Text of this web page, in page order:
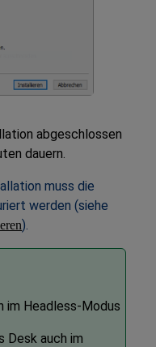
abgeschlossen
dauern.
muss die
werden (siehe
).
Headless-Modus
Deskauch im